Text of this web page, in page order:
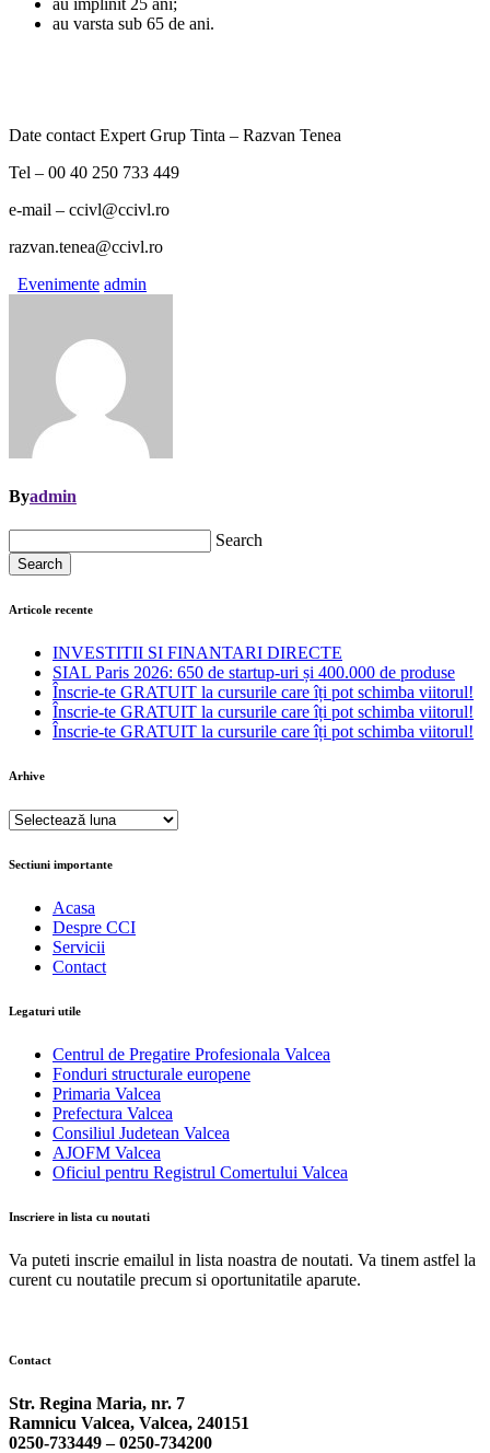
au implinit 25 ani;
au varsta sub 65 de ani.
Date contact Expert Grup Tinta – Razvan Tenea
Tel – 00 40 250 733 449
e-mail – ccivl@ccivl.ro
razvan.tenea@ccivl.ro
Evenimente admin
Byadmin
Search
Search
Articole recente
INVESTITII SI FINANTARI DIRECTE
SIAL Paris 2026: 650 de startup-uri și 400.000 de produse
Înscrie-te GRATUIT la cursurile care îți pot schimba viitorul!
Înscrie-te GRATUIT la cursurile care îți pot schimba viitorul!
Înscrie-te GRATUIT la cursurile care îți pot schimba viitorul!
Arhive
Arhive
Sectiuni importante
Acasa
Despre CCI
Servicii
Contact
Legaturi utile
Centrul de Pregatire Profesionala Valcea
Fonduri structurale europene
Primaria Valcea
Prefectura Valcea
Consiliul Judetean Valcea
AJOFM Valcea
Oficiul pentru Registrul Comertului Valcea
Inscriere in lista cu noutati
Va puteti inscrie emailul in lista noastra de noutati. Va tinem astfel la
curent cu noutatile precum si oportunitatile aparute.
Contact
Str. Regina Maria, nr. 7
Ramnicu Valcea, Valcea, 240151
0250-733449 –0250-734200